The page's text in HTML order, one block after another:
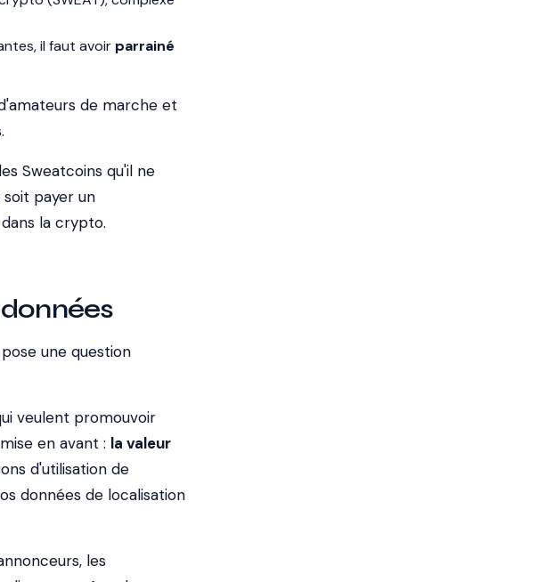
il faut avoir parrainé
de marche et
Sweatcoins qu'il ne
payer un
la crypto.
une question
veulent promouvoir
en avant : la valeur
d'utilisation de
données de localisation
les